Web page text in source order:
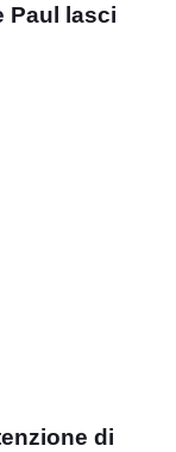
Paul lasci
di